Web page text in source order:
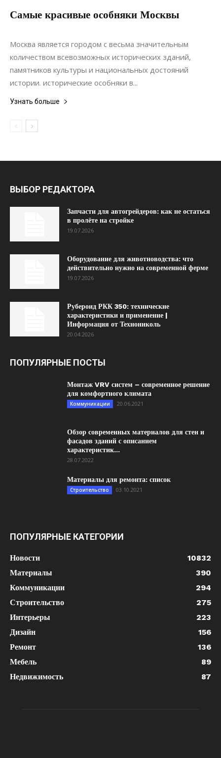
Самые красивые особняки Москвы
19.01.2021
Москва является городом с весьма значительным
количеством всевозможных исторических зданий,
памятников культуры и национальных достояний
истории. исторические особняки в...
Узнать больше
ВЫБОР РЕДАКТОРА
Запчасти для автогрейдеров: как не остаться
в пролёте на стройке
19.07.2026
Оборудование для животноводства: что
действительно нужно на современной ферме
19.07.2026
Рубероид РКК 350: технические
характеристики и применение |
Информация от Технониколь
20.04.2026
ПОПУЛЯРНЫЕ ПОСТЫ
Монтаж VRV систем – современное решение
для комфортного климата
Коммуникации 20.06.2021
Обзор современных материалов для стен и
фасадов зданий с описанием
характеристик...
28.07.2022
Материалы для ремонта: список
Строительство 03.10.2021
ПОПУЛЯРНЫЕ КАТЕГОРИИ
Новости
10832
Материалы
390
Коммуникации
294
Строительство
275
Интерьеры
223
Дизайн
156
Ремонт
136
Мебель
89
Недвижимость
87